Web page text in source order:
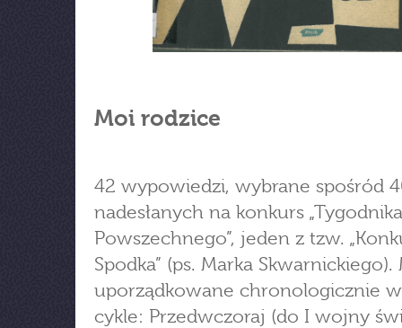
Moi rodzice
42 wypowiedzi, wybrane spośród
nadesłanych na konkurs „Tygodnika
Powszechnego”, jeden z tzw.
Spodka” (ps. Marka Skwarnickiego).
uporządkowane chronologicznie
cykle: Przedwczoraj (do I wojny